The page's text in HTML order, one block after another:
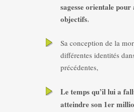
sagesse orientale pour
objectifs,
Sa conception de la
différentes identités
précédentes,
Le temps qu’il lui a
atteindre son 1er